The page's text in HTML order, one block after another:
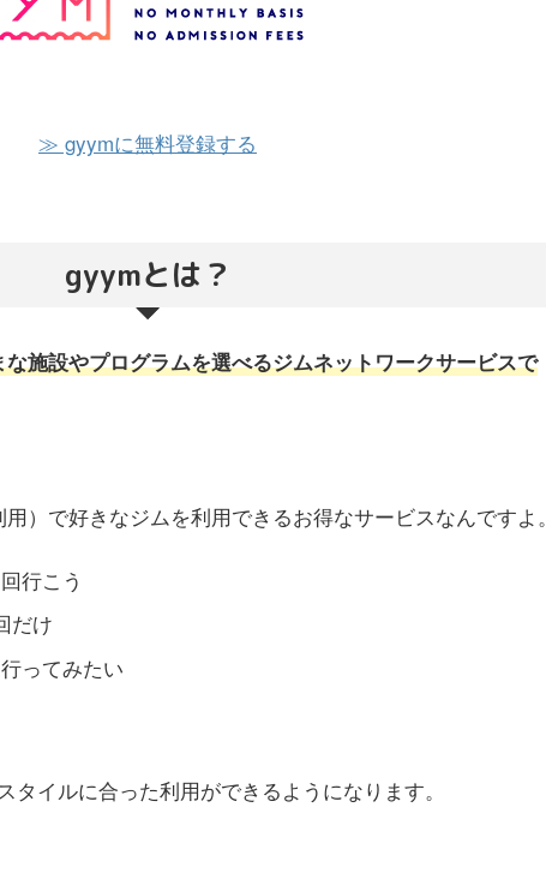
≫ gyymに無料登録する
gyymとは？
施設やプログラムを選べるジムネットワークサービスで
）で好きなジムを利用できるお得なサービスなんですよ。
行こう
だけ
ってみたい
タイルに合った利用ができるようになります。